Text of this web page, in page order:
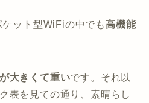
ケット型WiFiの中でも高機能
大きくて重いです。それ以
表を見ての通り、素晴らし